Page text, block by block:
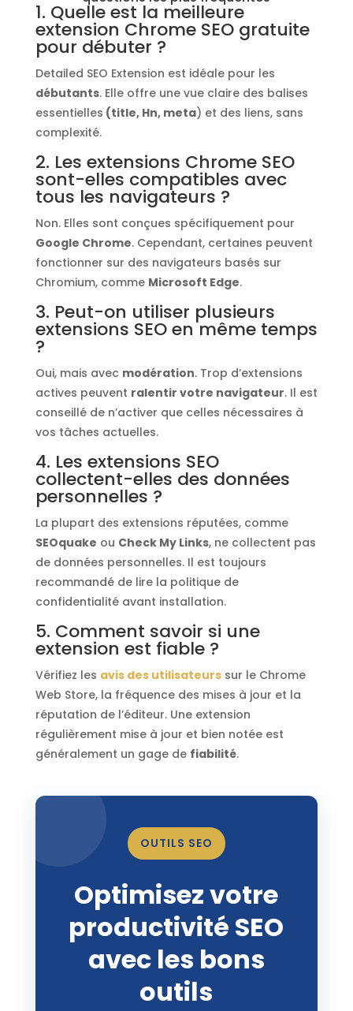
1. Quelle est la meilleure
extension Chrome SEO gratuite
pour débuter ?
Detailed SEO Extension est idéale pour les
débutants. Elle offre une vue claire des balises
essentielles (title, Hn, meta) et des liens, sans
complexité.​
2. Les extensions Chrome SEO
sont-elles compatibles avec
tous les navigateurs ?
Non. Elles sont conçues spécifiquement pour
Google Chrome. Cependant, certaines peuvent
fonctionner sur des navigateurs basés sur
Chromium, comme Microsoft Edge.​
3. Peut-on utiliser plusieurs
extensions SEO en même temps
?
Oui, mais avec modération. Trop d’extensions
actives peuvent ralentir votre navigateur. Il est
conseillé de n’activer que celles nécessaires à
vos tâches actuelles.​
4. Les extensions SEO
collectent-elles des données
personnelles ?
La plupart des extensions réputées, comme
SEOquake ou Check My Links, ne collectent pas
de données personnelles. Il est toujours
recommandé de lire la politique de
confidentialité avant installation.​
5. Comment savoir si une
extension est fiable ?
Vérifiez les avis des utilisateurssur le Chrome
Web Store, la fréquence des mises à jour et la
réputation de l’éditeur. Une extension
régulièrement mise à jour et bien notée est
généralement un gage de fiabilité.
OUTILS SEO
Optimisez votre
productivité SEO
avec les bons
outils